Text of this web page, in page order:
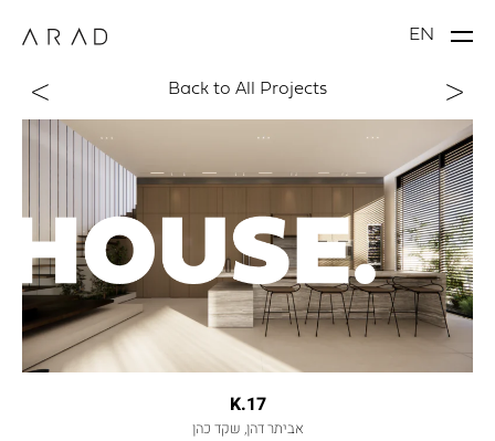
EN
Back to All Projects
K.17
אביתר דהן, שקד כהן